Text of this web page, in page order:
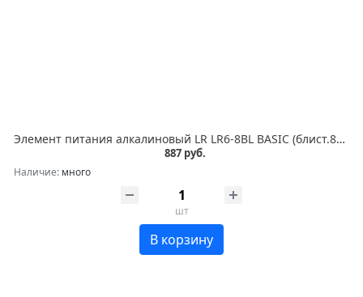
Элемент питания алкалиновый LR LR6-8BL BASIC (блист.8шт) Duracell C0037387
887 руб.
Наличие: много
шт
В корзину